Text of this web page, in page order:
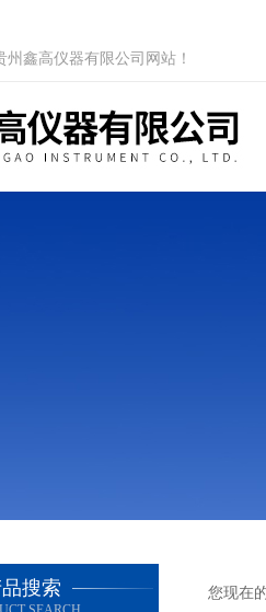
鑫高仪器有限公司网站！
搜索 您现在